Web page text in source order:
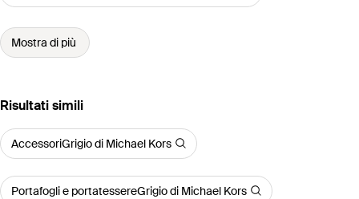
Mostra di più
Risultati simili
AccessoriGrigio di Michael Kors
Portafogli e portatessereGrigio di Michael Kors